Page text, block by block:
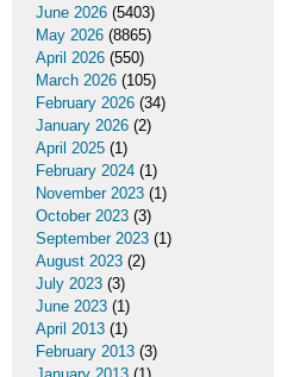
June 2026 (5403)
May 2026 (8865)
April 2026 (550)
March 2026 (105)
February 2026 (34)
January 2026 (2)
April 2025 (1)
February 2024 (1)
November 2023 (1)
October 2023 (3)
September 2023 (1)
August 2023 (2)
July 2023 (3)
June 2023 (1)
April 2013 (1)
February 2013 (3)